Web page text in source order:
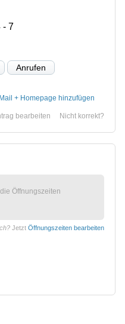
- 7
Anrufen
+ Homepage hinzufügen
Nicht korrekt?
bearbeiten
Öffnungszeiten
Jetzt Öffnungszeiten bearbeiten